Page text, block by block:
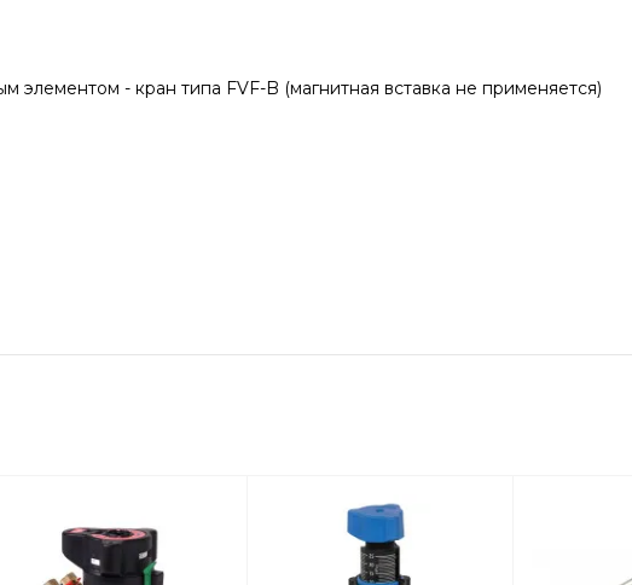
элементом - кран типа FVF-B (магнитная вставка не применяется)